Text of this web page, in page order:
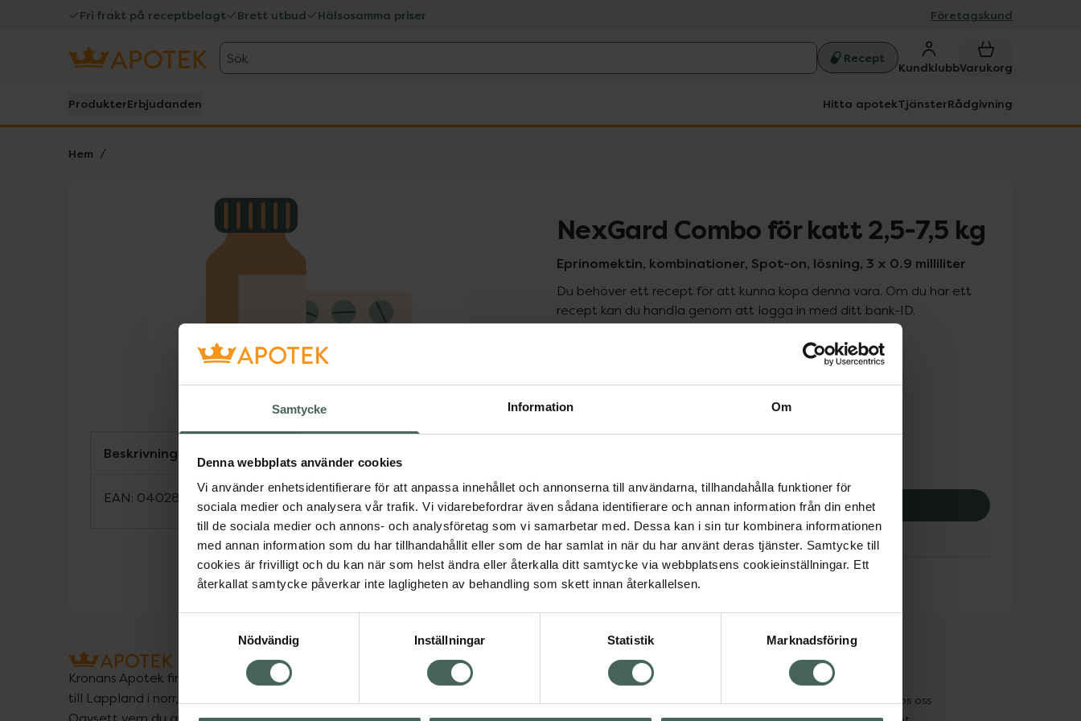
Samtycke Information Om
Denna webbplats använder cookies
Vi använder enhetsidentifierare för att anpassa innehållet och annonserna till användarna, tillhandahålla funktioner för
sociala medier och analysera vår trafik. Vi vidarebefordrar även sådana identifierare och annan information från din enhet
till de sociala medier och annons- och analysföretag som vi samarbetar med. Dessa kan i sin tur kombinera informationen
med annan information som du har tillhandahållit eller som de har samlat in när du har använt deras tjänster. Samtycke till
cookies är frivilligt och du kan när som helst ändra eller återkalla ditt samtycke via webbplatsens cookieinställningar. Ett
återkallat samtycke påverkar inte lagligheten av behandling som skett innan återkallelsen.
Nödvändig
Inställningar Statistik Marknadsföring
Fri frakt på receptbelagt Brett utbud Hälsosamma priser Företagskund
Sök Recept
KundklubbVarukorg
ProdukterErbjudanden Hitta apotekTjänsterRådgivning
Hem
Lista: . Innehåller 1 objekt. NexGard Combo för katt 2,5-7,5 kg
Eprinomektin, kombinationer, Spot-on, lösning, 3 x 0.9 milliliter
Du behöver ett recept för att kunna köpa denna vara. Om du har ett
recept kan du handla genom att logga in med ditt bank-ID.
Pris med recept
Högkostnadsskyddet gäller inte
407,50 kr
Köp via ditt recept
Aktuella erbjudanden
Beskrivning
EAN: 04028691562023
Kronans Apotek finns här för dig. Du hittar oss från Skåne i syd
till Lappland i norr, och online i mobilen och på datorn.
Oavsett vem du är så är det vårt uppdrag att hjälpa just dig
Om recept och läkemedel
Jobba hos oss